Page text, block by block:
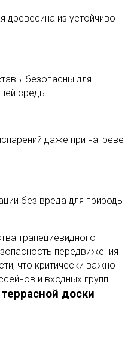
древесина из устойчиво
безопасны для
среды
даже при нагреве
без вреда для природы
трапециевидного
передвижения
что критически важно
и входных групп.
доски